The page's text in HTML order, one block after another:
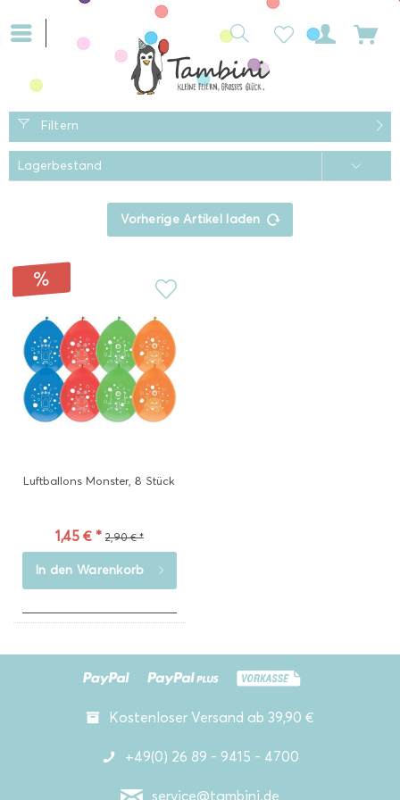
Filtern
Vorherige Artikel laden
Luftballons Monster, 8 Stück
1,45 € * 2,90 € *
In den Warenkorb
Kostenloser Versand ab 39,90 €
+49(0) 26 89 - 9415 - 4700
service@tambini.de